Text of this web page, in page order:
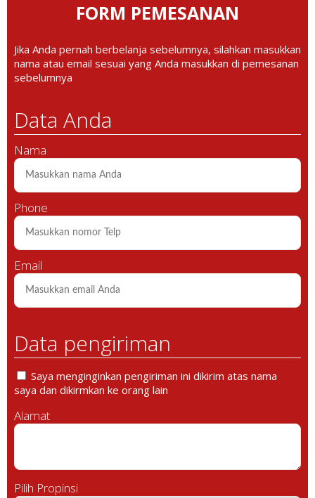
FORM PEMESANAN
Jika Anda pernah berbelanja sebelumnya, silahkan masukkan
nama atau email sesuai yang Anda masukkan di pemesanan
sebelumnya
Data Anda
Nama
Phone
Email
Data pengiriman
Saya menginginkan pengiriman ini dikirim atas nama
saya dan dikirmkan ke orang lain
Alamat
Pilih Propinsi